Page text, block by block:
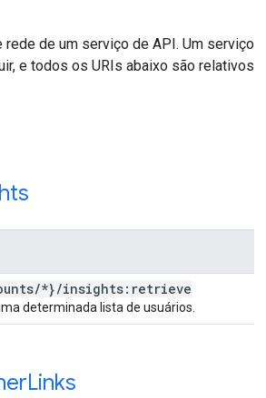
de um serviço de API. Um serviço
e todos os URIs abaixo são relativos
/*}/insights:retrieve
determinada lista de usuários.
Links